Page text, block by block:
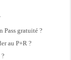
Pass gratuité ?
au P+R ?
?